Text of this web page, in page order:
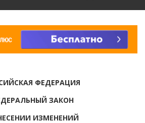
ФЕДЕРАЦИЯ
ЗАКОН
ИЗМЕНЕНИЙ